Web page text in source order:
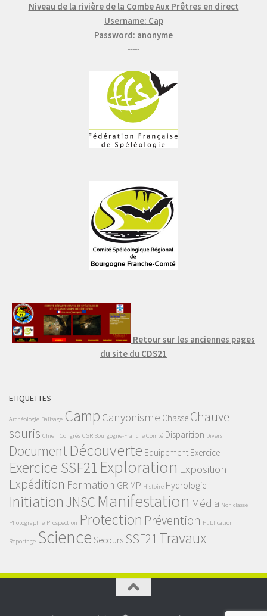
Niveau de la rivière de la Combe Aux Prêtres en direct
Username: Cap
Password: anonyme
-----
-----
-----
Retour sur les anciennes pages
du site du CDS21
ETIQUETTES
Archéologie Balisage Camp Canyonisme Chasse Chauve-
souris Chien Congrès CSR Bourgogne-Franche Comté Disparition Divers
DocumentDécouverte Equipement Exercice
Exercice SSF21 Exploration Exposition
Expédition Formation GRIMP Histoire Hydrologie
Initiation JNSC Manifestation Média Non classé
Photographie Prospection Protection Prévention Publication
Reportage Science Secours SSF21Travaux